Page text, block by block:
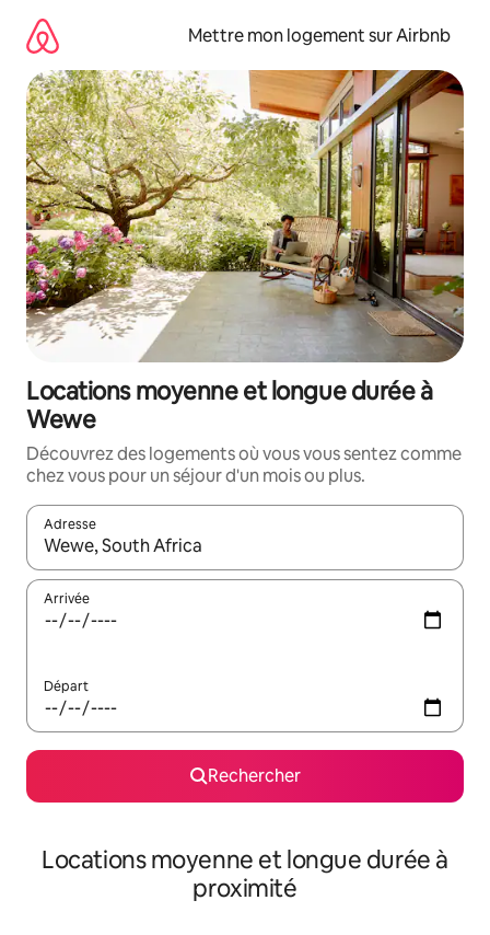
directement
contenu
Mettre mon logement sur Airbnb
Locations moyenne et longue durée à
Wewe
Découvrez des logements où vous vous sentez comme
chez vous pour un séjour d'un mois ou plus.
Adresse
Lorsque les résultats s'affichent, utilisez les flèches vers le
Arrivée
Départ
Rechercher
Locations moyenne et longue durée à
proximité